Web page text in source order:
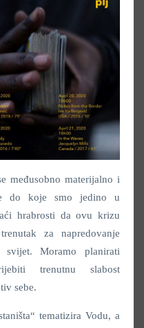
međusobno materijalno i
do koje smo jedino u
hrabrosti da ovu krizu
za napredovanje
Moramo planirati
trenutnu slabost
sebe.
tematizira Vodu, a